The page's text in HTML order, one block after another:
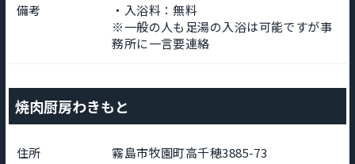
備考
・入浴料：無料
※一般の人も足湯の入浴は可能ですが事
務所に一言要連絡
焼肉厨房わきもと
住所 霧島市牧園町高千穂3885-73